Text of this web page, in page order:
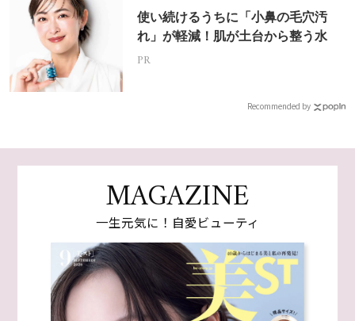
使い続けるうちに「小鼻の毛穴汚
れ」が軽減！肌が土台から整う水
PR
Recommended by
MAGAZINE
一生元気に！自愛ビューティ